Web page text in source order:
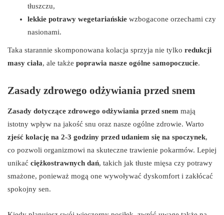
tłuszczu,
lekkie potrawy wegetariańskie wzbogacone orzechami czy
nasionami.
Taka starannie skomponowana kolacja sprzyja nie tylko redukcji
masy ciała, ale także poprawia nasze ogólne samopoczucie.
Zasady zdrowego odżywiania przed snem
Zasady dotyczące zdrowego odżywiania przed snem mają
istotny wpływ na jakość snu oraz nasze ogólne zdrowie. Warto
zjeść kolację na 2-3 godziny przed udaniem się na spoczynek,
co pozwoli organizmowi na skuteczne trawienie pokarmów. Lepiej
unikać ciężkostrawnych dań, takich jak tłuste mięsa czy potrawy
smażone, ponieważ mogą one wywoływać dyskomfort i zakłócać
spokojny sen.